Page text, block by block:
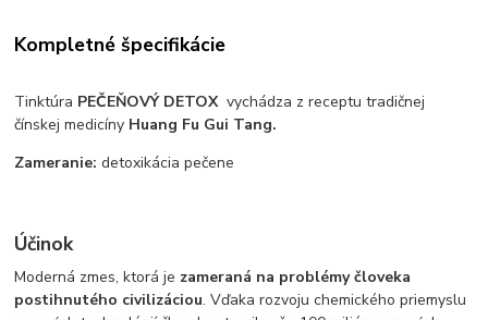
Kompletné špecifikácie
Tinktúra PEČEŇOVÝ DETOX vychádza z receptu tradičnej
čínskej medicíny Huang Fu Gui Tang.
Zameranie:detoxikácia pečene
Účinok
Moderná zmes, ktorá je zameraná na problémy človeka
postihnutého civilizáciou. Vďaka rozvoju chemického priemyslu